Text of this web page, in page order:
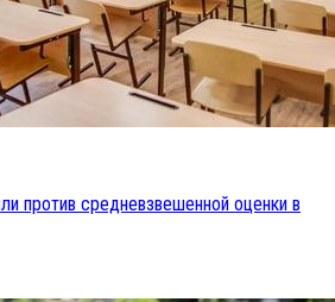
против средневзвешенной оценки в